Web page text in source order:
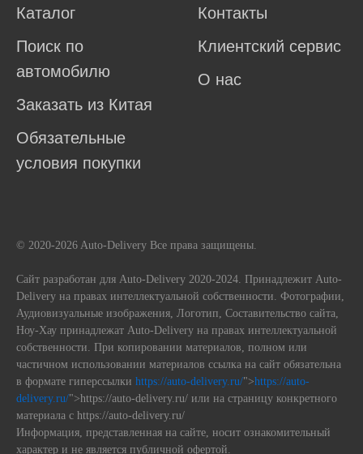
Каталог
Поиск по
автомобилю
Заказать из Китая
Обязательные
условия покупки
Контакты
Клиентский сервис
О нас
© 2020-2026 Auto-Delivery Все права защищены.
Сайт разработан для Auto-Delivery 2020-2024. Принадлежит Auto-
Delivery на правах интеллектуальной собственности. Фотографии,
Аудиовизуальные изображения, Логотип, Составительство сайта,
Ноу-Хау принадлежат Auto-Delivery на правах интеллектуальной
собственности. При копировании материалов, полном или
частичном использовании материалов ссылка на сайт обязательна
в формате гиперссылки https://auto-delivery.ru/">https://auto-
delivery.ru/">https://auto-delivery.ru/ или на страницу конкретного
материала с https://auto-delivery.ru/
Информация, представленная на сайте, носит ознакомительный
характер и не является публичной офертой.